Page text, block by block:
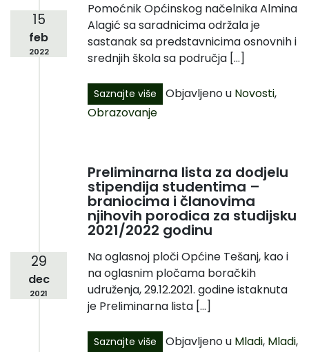
15
feb
2022
Pomoćnik Općinskog načelnika Almina
Alagić sa saradnicima održala je
sastanak sa predstavnicima osnovnih i
srednjih škola sa područja […]
Saznajte više Objavljeno u Novosti,
Obrazovanje
29
dec
2021
Preliminarna lista za dodjelu
stipendija studentima –
braniocima i članovima
njihovih porodica za studijsku
2021/2022 godinu
Na oglasnoj ploči Općine Tešanj, kao i
na oglasnim pločama boračkih
udruženja, 29.12.2021. godine istaknuta
je Preliminarna lista […]
Saznajte više Objavljeno u Mladi, Mladi,